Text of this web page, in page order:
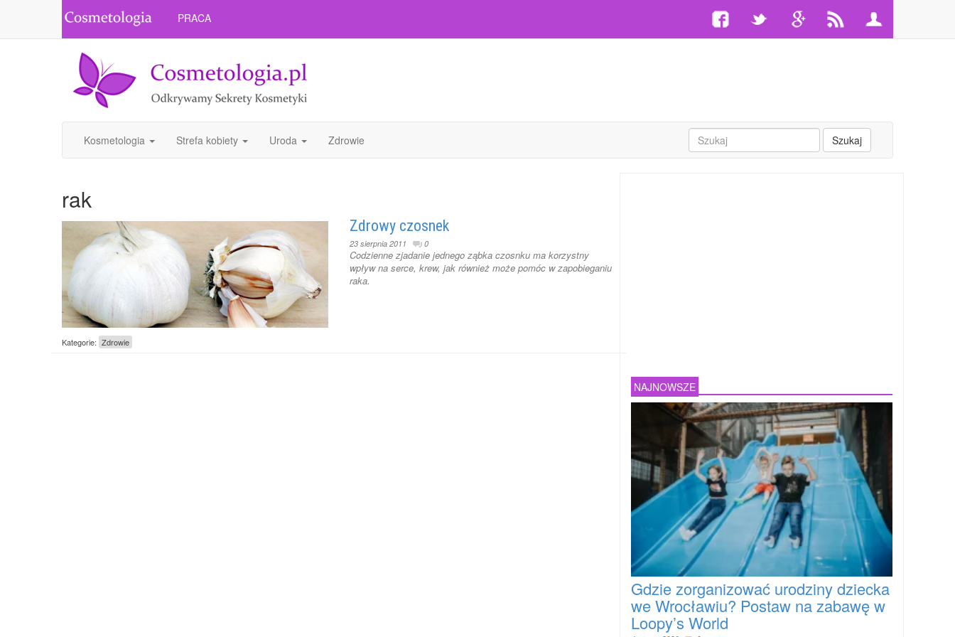
PRACA
Kosmetologia Strefa kobiety Uroda Zdrowie Szukaj
rak
Zdrowy czosnek
23 sierpnia 2011 0
Codzienne zjadanie jednego ząbka czosnku ma korzystny
wpływ na serce, krew, jak również może pomóc w zapobieganiu
raka.
Kategorie: Zdrowie
NAJNOWSZE
Gdzie zorganizować urodziny dziecka
we Wrocławiu? Postaw na zabawę w
Loopy’s World